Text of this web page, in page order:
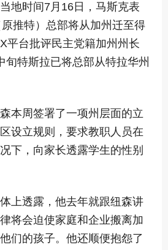
地时间7月16日，马斯克表
推特）总部将从加州迁至得
平台批评民主党籍加州州长
旬特斯拉已将总部从特拉华州
本周签署了一项州层面的立
设立规则，要求教职人员在
下，向家长透露学生的性别
上透露，他去年就跟纽森讲
将会迫使家庭和企业搬离加
们的孩子。他还顺便抱怨了